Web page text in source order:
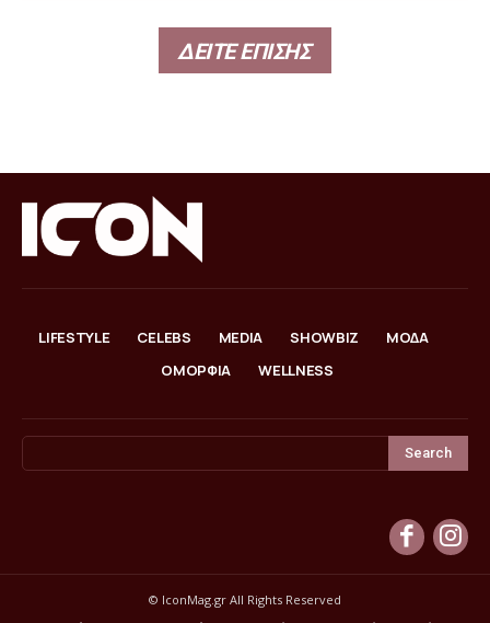
ΔΕΙΤΕ ΕΠΙΣΗΣ
LIFESTYLE CELEBS MEDIA SHOWBIZ
ΜΟΔΑ
ΟΜΟΡΦΙΑ
WELLNESS
Search
© IconMag.gr All Rights Reserved